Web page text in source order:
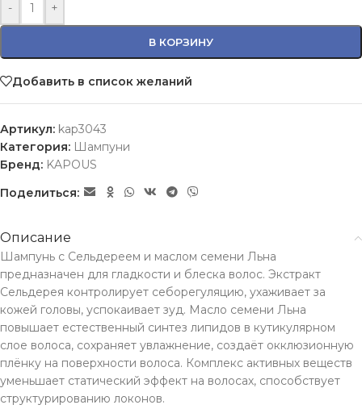
- +
В КОРЗИНУ
Добавить в список желаний
Артикул: kap3043
Категория: Шампуни
Бренд: KAPOUS
Поделиться:
Описание
Шампунь с Сельдереем и маслом семени Льна
предназначен для гладкости и блеска волос. Экстракт
Сельдерея контролирует себорегуляцию, ухаживает за
кожей головы, успокаивает зуд. Масло семени Льна
повышает естественный синтез липидов в кутикулярном
слое волоса, сохраняет увлажнение, создаёт окклюзионную
плёнку на поверхности волоса. Комплекс активных веществ
уменьшает статический эффект на волосах, способствует
структурированию локонов.